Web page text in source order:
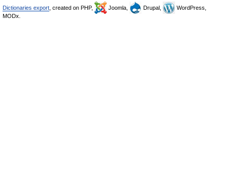
Dictionaries export , created on PHP, Joomla, Drupal,
WordPress,
MODx.